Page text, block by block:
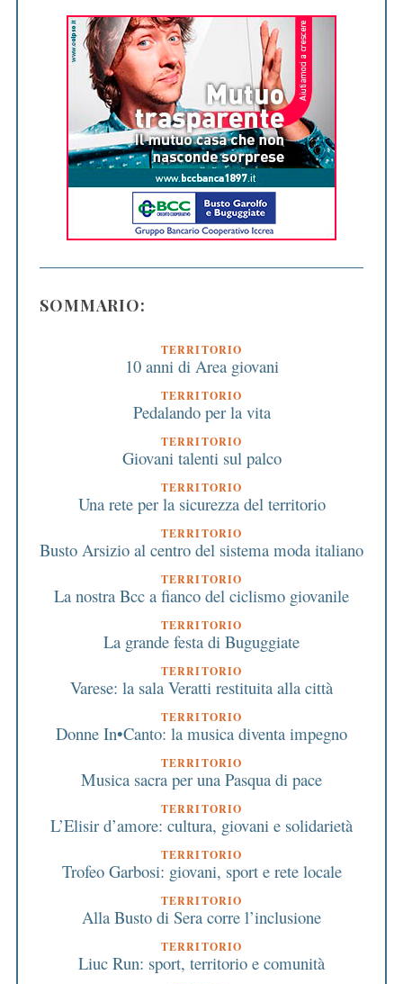
SOMMARIO:
TERRITORIO
10 anni di Area giovani
TERRITORIO
Pedalando per la vita
TERRITORIO
Giovani talenti sul palco
TERRITORIO
Una rete per la sicurezza del territorio
TERRITORIO
Busto Arsizio al centro del sistema moda italiano
TERRITORIO
La nostra Bcc a fianco del ciclismo giovanile
TERRITORIO
La grande festa di Buguggiate
TERRITORIO
Varese: la sala Veratti restituita alla città
TERRITORIO
Donne In•Canto: la musica diventa impegno
TERRITORIO
Musica sacra per una Pasqua di pace
TERRITORIO
L’Elisir d’amore: cultura, giovani e solidarietà
TERRITORIO
Trofeo Garbosi: giovani, sport e rete locale
TERRITORIO
Alla Busto di Sera corre l’inclusione
TERRITORIO
Liuc Run: sport, territorio e comunità